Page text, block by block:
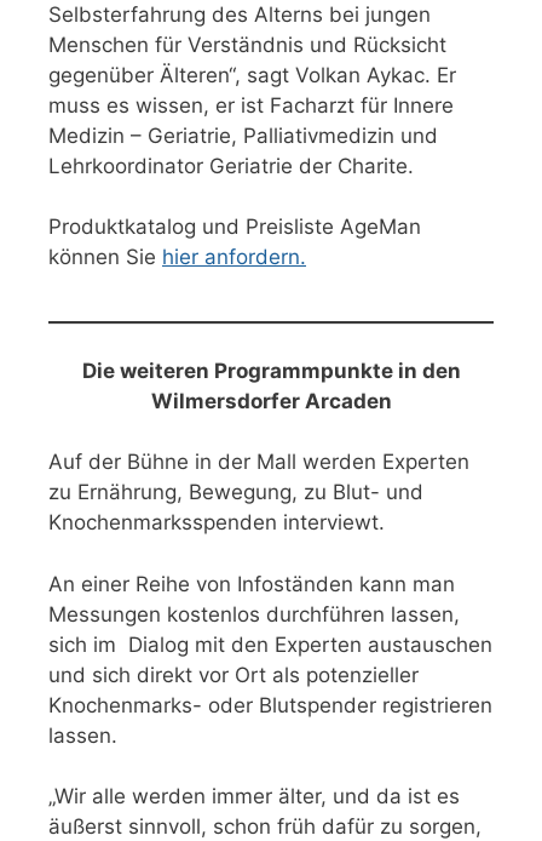
Selbsterfahrung des Alterns bei jungen
Menschen für Verständnis und Rücksicht
gegenüber Älteren“, sagt Volkan Aykac. Er
muss es wissen, er ist Facharzt für Innere
Medizin – Geriatrie, Palliativmedizin und
Lehrkoordinator Geriatrie der Charite.
Produktkatalog und Preisliste AgeMan
können Sie hier anfordern.
Die weiteren Programmpunkte in den
Wilmersdorfer Arcaden
Auf der Bühne in der Mall werden Experten
zu Ernährung, Bewegung, zu Blut- und
Knochenmarksspenden interviewt.
An einer Reihe von Infoständen kann man
Messungen kostenlos durchführen lassen,
sich im Dialog mit den Experten austauschen
und sich direkt vor Ort als potenzieller
Knochenmarks- oder Blutspender registrieren
lassen.
„Wir alle werden immer älter, und da ist es
äußerst sinnvoll, schon früh dafür zu sorgen,